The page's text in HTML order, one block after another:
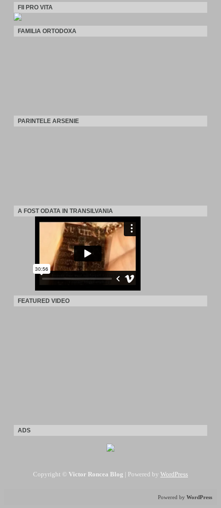
FII PRO VITA
FAMILIA ORTODOXA
PARINTELE ARSENIE
A FOST ODATA IN TRANSILVANIA
FEATURED VIDEO
ADS
Copyright © Victor Roncea Blog | Powered by WordPress
Powered by WordPress